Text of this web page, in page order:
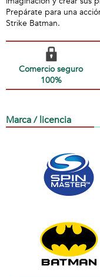
Prepárate para una
Strike Batman.
Comercio seguro
100%
Marca / licencia